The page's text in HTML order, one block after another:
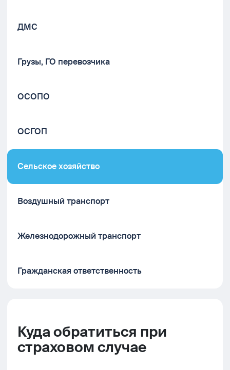
ДМС
Грузы, ГО перевозчика
ОСОПО
ОСГОП
Сельское хозяйство
Воздушный транспорт
Железнодорожный транспорт
Гражданская ответственность
Куда обратиться при
страховом случае